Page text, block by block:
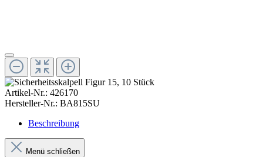
Artikel-Nr.: 426170
Hersteller-Nr.: BA815SU
Beschreibung
Menü schließen